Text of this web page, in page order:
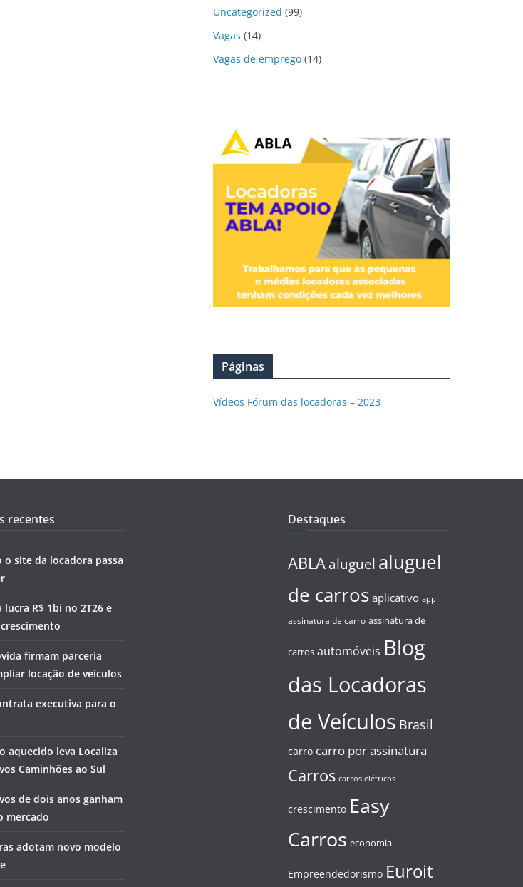
Uncategorized (99)
Vagas (14)
Vagas de emprego (14)
Páginas
Vídeos Fórum das locadoras – 2023
recentes
o site da locadora passa
lucra R$ 1bi no 2T26 e
firmam parceria
locação de veículos
executiva para o
aquecido leva Localiza
Caminhões ao Sul
de dois anos ganham
mercado
adotam novo modelo
Destaques
ABLA aluguel aluguel
de carros aplicativo app
assinatura de carro assinatura de
carros automóveis Blog
das Locadoras
de Veículos Brasil
carro carro por assinatura
Carros carros elétricos
crescimento Easy
Carros economia
Empreendedorismo Euroit